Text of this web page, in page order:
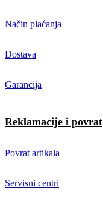
Način plaćanja
Dostava
Garancija
Reklamacije i povrat
Povrat artikala
Servisni centri